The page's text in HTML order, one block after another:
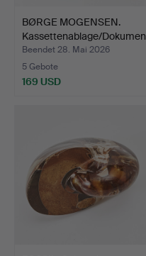
BØRGE MOGENSEN.
Kassettenablage/Dokumen
ten…
Beendet 28. Mai 2026
5 Gebote
169 USD